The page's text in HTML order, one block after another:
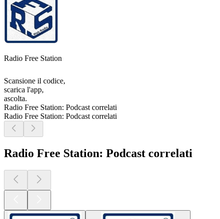
Radio Free Station
Scansione il codice,
scarica l'app,
ascolta.
Radio Free Station: Podcast correlati
Radio Free Station: Podcast correlati
Radio Free Station: Podcast correlati